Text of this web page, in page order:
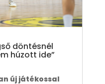
döntésnél
húzott ide”
új játékossal